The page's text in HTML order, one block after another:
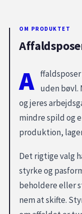
OM PRODUKTET
A uden bøvl.
og jeres
mindre spild og
produktion,
Det rigtige valg
styrke og
beholdere eller
nem at skifte.